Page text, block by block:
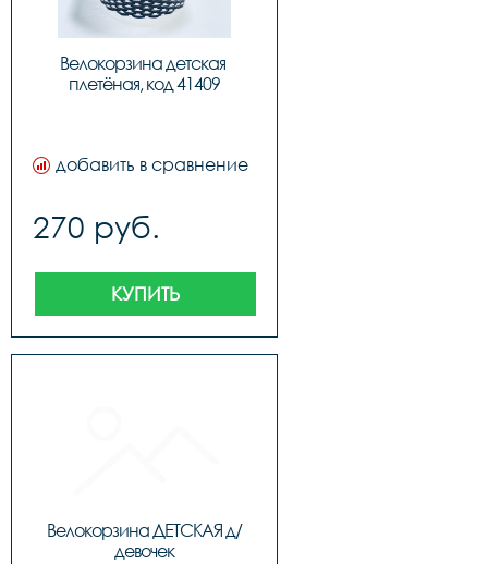
Велокорзина детская
плетёная, код 41409
добавить в сравнение
270 руб.
КУПИТЬ
Велокорзина ДЕТСКАЯ д/
девочек